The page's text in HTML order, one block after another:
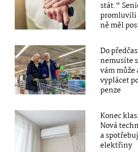
stát.“
promluvili
ně měl
Do
nemusíte
vám může
vyplácet
penze
Konec
Nová
a
elektřiny